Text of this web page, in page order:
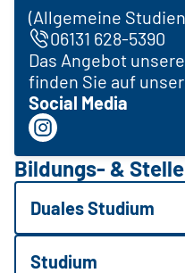
(Allgemeine
06131 628-5390
Das Angebot
finden Sie auf
Social Media
Bildungs- &
Duales Studium
Studium